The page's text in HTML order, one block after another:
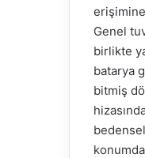
Genel
birlikte
batarya
bitmiş